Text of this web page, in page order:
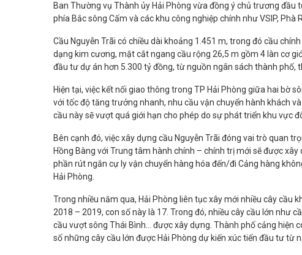
Ban Thường vụ Thành ủy Hải Phòng vừa đồng ý chủ trương
phía Bắc sông Cấm và các khu công nghiệp chính như VSIP, Phà
Cầu Nguyễn Trãi có chiều dài khoảng 1.451 m, trong đó cầu
dạng kim cương, mặt cắt ngang cầu rộng 26,5 m gồm 4 làn cơ
đầu tư dự án hơn 5.300 tỷ đồng, từ nguồn ngân sách thành phố,
Hiện tại, việc kết nối giao thông trong TP Hải Phòng giữa hai bờ
với tốc độ tăng trưởng nhanh, nhu cầu vận chuyển hành khách
cầu này sẽ vượt quá giới hạn cho phép do sự phát triển khu vực
Bên cạnh đó, việc xây dựng cầu Nguyễn Trãi đóng vai trò quan
Hồng Bàng với Trung tâm hành chính – chính trị mới sẽ được
phần rút ngắn cự ly vận chuyển hàng hóa đến/đi Cảng hàng
Hải Phòng.
Trong nhiều năm qua, Hải Phòng liên tục xây mới nhiều cây cầu
2018 – 2019, con số này là 17. Trong đó, nhiều cây cầu lớn như
cầu vượt sông Thái Bình… được xây dựng. Thành phố cảng hiện
số những cây cầu lớn được Hải Phòng dự kiến xúc tiến đầu tư từ